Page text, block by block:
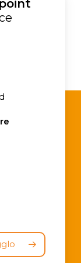
le Groupe
parcours
à
au long de